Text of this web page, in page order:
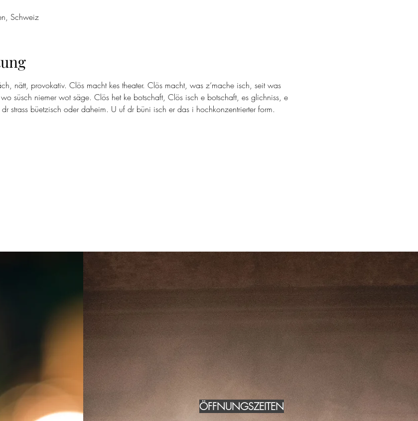
Schweiz
nätt, provokativ. Clös macht kes theater. Clös macht, was z‘mache isch, seit was
süsch niemer wot säge. Clös het ke botschaft, Clös isch e botschaft, es glichniss, e
strass büetzisch oder daheim. U uf dr büni isch er das i hochkonzentrierter form.
teilen
ÖFFNUNGSZEITEN